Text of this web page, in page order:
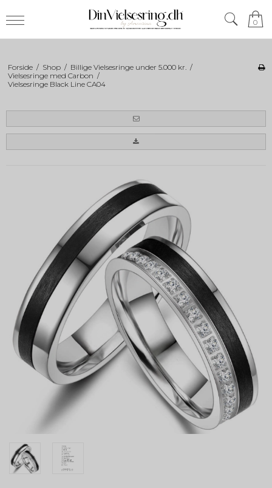
0
Forside / Shop / Billige Vielsesringe under 5.000 kr. /
Vielsesringe med Carbon /
Vielsesringe Black Line CA04